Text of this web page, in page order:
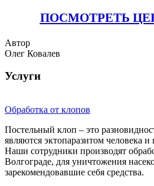
ПОСМОТРЕТЬ
Автор
Олег Ковалев
Услуги
Обработка от клопов
Постельный клоп – это
являются эктопаразитом человека
Наши сотрудники производят
Волгограде, для уничтожения
зарекомендовавшие себя средства.